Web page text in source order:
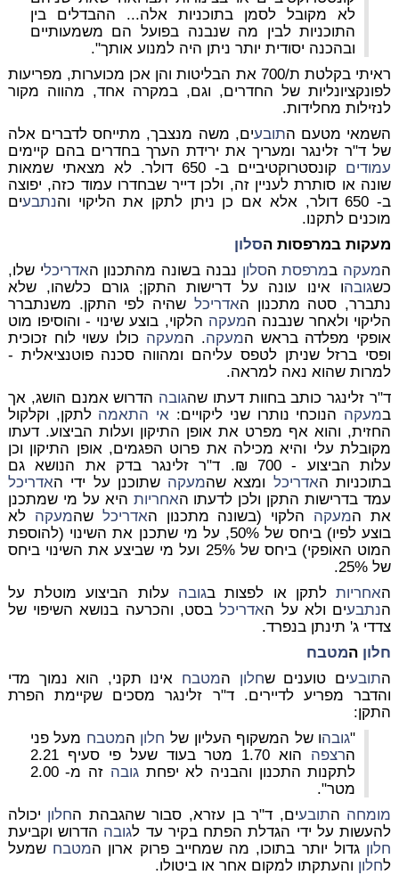
לא מקובל לסמן בתוכניות אלה... ההבדלים בין
התוכניות לבין מה שנבנה בפועל הם משמעותיים
ובהכנה יסודית יותר ניתן היה למנוע אותך".
ראיתי בקלטת ת/700 את הבליטות והן אכן מכוערות, מפריעות
לפונקציונליות של החדרים, וגם, במקרה אחד, מהווה מקור
לנזילות מחלידות.
השמאי מטעם התובעים, משה מנצבך, מתייחס לדברים אלה
של ד"ר זלינגר ומעריך את ירידת הערך בחדרים בהם קיימים
עמודים
קונסטרוקטיביים ב- 650 דולר. לא מצאתי שמאות
שונה או סותרת לעניין זה, ולכן דייר שבחדרו עמוד כזה, יפוצה
ב- 650 דולר, אלא אם כן ניתן לתקן את הליקוי וה
נתבעים
מוכנים לתקנו.
מעקות במרפסות הסלון
המעקה במרפסתהסלון נבנה בשונה מהתכנון האדריכלי שלו,
כשגובהו אינו עונה על דרישות התקן; גורם כלשהו, שלא
נתברר, סטה מתכנון האדריכל שהיה לפי התקן. משנתברר
הליקוי ולאחר שנבנה המעקה הלקוי, בוצע שינוי - והוסיפו מוט
אופקי מפלדה בראש המעקה. המעקה כולו עשוי לוח זכוכית
ופסי ברזל שניתן לטפס עליהם ומהווה סכנה פוטנציאלית -
למרות שהוא נאה למראה.
ד"ר זלינגר כותב בחוות דעתו שהגובה הדרוש אמנם הושג, אך
במעקה הנוכחי נותרו שני ליקויים: אי התאמה לתקן, וקלקול
החזית, והוא אף מפרט את אופן התיקון ועלות הביצוע. דעתו
מקובלת עלי והיא מכילה את פרוט הפגמים, אופן התיקון וכן
עלות הביצוע - 700 ₪. ד"ר זלינגר בדק את הנושא גם
בתוכניות האדריכל ומצא שהמעקה שתוכנן על ידי האדריכל
עמד בדרישות התקן ולכן לדעתו האחריות היא על מי שמתכנן
את המעקה הלקוי (בשונה מתכנון האדריכל שהמעקה לא
בוצע לפיו) ביחס של 50%, על מי שתכנן את השינוי (להוספת
המוט האופקי) ביחס של 25% ועל מי שביצע את השינוי ביחס
של 25%.
האחריותלתקן או לפצות בגובה עלות הביצוע מוטלת על
הנתבעים ולא על האדריכלבסט, והכרעה בנושא השיפוי של
צדדי ג' תינתן בנפרד.
חלון המטבח
התובעים טוענים שחלון המטבח אינו תקני, הוא נמוך מדי
והדבר מפריע לדיירים. ד"ר זלינגר מסכים שקיימת הפרת
התקן:
"גובהו של המשקוף העליון של חלון המטבח מעל פני
הרצפה
הוא 1.70 מטר בעוד שעל פי סעיף 2.21
לתקנות התכנון והבניה לא יפחתגובה
זה מ- 2.00
מטר".
מומחה התובעים, ד"ר בן עזרא, סבור שהגבהת החלון יכולה
להעשות על ידי הגדלת הפתח בקיר עד לגובה הדרוש וקביעת
חלון גדול יותר בתוכו, מה שמחייב פרוק ארון המטבח שמעל
לחלון והעתקתו למקום אחר או ביטולו.